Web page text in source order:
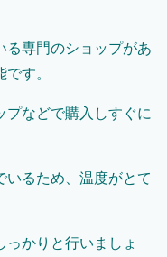
る専門のショップがあ
す。
プなどで購入しすぐに
いるため、温度がとて
かりと行いましょ